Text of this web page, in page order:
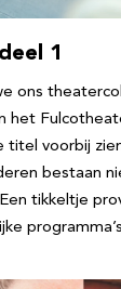
1
ons
het
titel voorbij
bestaan
tikkeltje